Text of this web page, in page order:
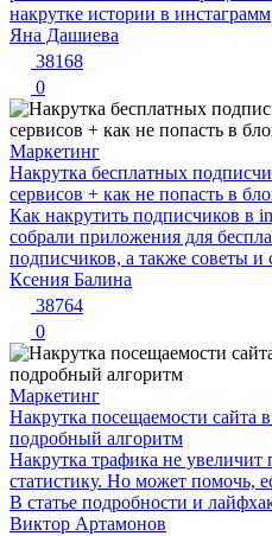
накрутке истории в инстаграмм
Яна Дашиева
38168
0
Маркетинг
Накрутка бесплатных
сервисов + как не попасть в
Как накрутить подписчиков в
собрали приложения для
подписчиков, а также советы и
Ксения Балина
38764
0
Маркетинг
Накрутка посещаемости сайта
подробный алгоритм
Накрутка трафика не
статистику. Но может помочь,
В статье подробности и
Виктор Артамонов